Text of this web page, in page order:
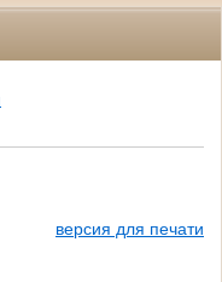
версия для печати